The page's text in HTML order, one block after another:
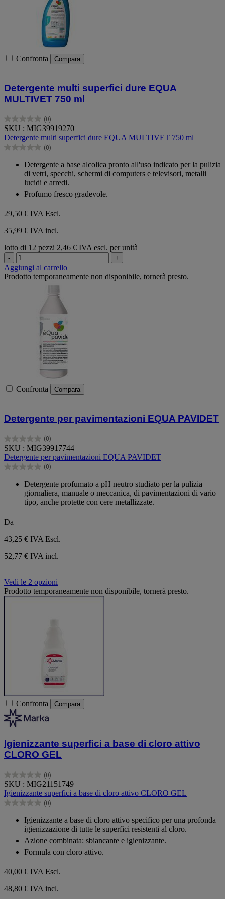
Confronta Compara
Detergente multi superfici dure EQUA
MULTIVET 750 ml
(0)
0.0
su
5
stelle.
SKU : MIG39919270
Detergente multi superfici dure EQUA MULTIVET 750 ml
(0)
0.0
Detergente a base alcolica pronto all'uso indicato per la pulizia
di vetri, specchi, schermi di computers e televisori, metalli
lucidi e arredi.
Profumo fresco gradevole.
29,50 € IVA Escl.
35,99 € IVA incl.
lotto di 12 pezzi 2,46 € IVA escl. per unità
- +
Aggiungi al carrello
Prodotto temporaneamente non disponibile, tornerà presto.
Confronta Compara
Detergente per pavimentazioni EQUA PAVIDET
(0)
0.0
su
5
stelle.
SKU : MIG39917744
Detergente per pavimentazioni EQUA PAVIDET
(0)
0.0
Detergente profumato a pH neutro studiato per la pulizia
giornaliera, manuale o meccanica, di pavimentazioni di vario
tipo, anche protette con cere metallizzate.
Da
43,25 € IVA Escl.
52,77 € IVA incl.
Vedi le 2 opzioni
Prodotto temporaneamente non disponibile, tornerà presto.
Confronta Compara
Igienizzante superfici a base di cloro attivo
CLORO GEL
(0)
0.0
su
5
stelle.
SKU : MIG21151749
Igienizzante superfici a base di cloro attivo CLORO GEL
(0)
0.0
Igienizzante a base di cloro attivo specifico per una profonda
igienizzazione di tutte le superfici resistenti al cloro.
Azione combinata: sbiancante e igienizzante.
Formula con cloro attivo.
40,00 € IVA Escl.
48,80 € IVA incl.